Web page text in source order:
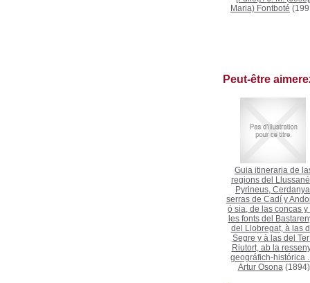
Maria) Fontboté
Peut-être
Guia itineraria de
regions del
Pyrineus,
serras de Cadí y
ó sia, de las concas y
les fonts del
del Llobregat, à las
Segre y à las del
Riutort, ab la
geográfich-histórica
Artur Osona(1894)